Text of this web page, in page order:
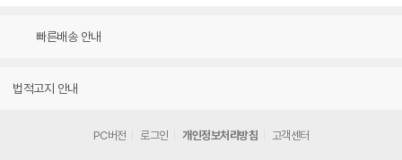
빠른배송 안내
법적고지 안내
PC버전 로그인 개인정보처리방침 고객센터